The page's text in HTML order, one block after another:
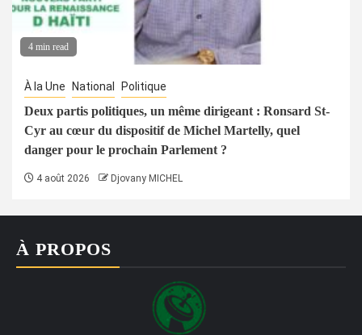
4 min read
À la Une National Politique
Deux partis politiques, un même dirigeant : Ronsard St-
Cyr au cœur du dispositif de Michel Martelly, quel
danger pour le prochain Parlement ?
4 août 2026 Djovany MICHEL
À PROPOS